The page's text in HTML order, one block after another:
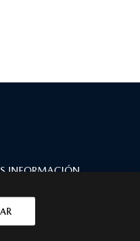
INFORMACIÓN